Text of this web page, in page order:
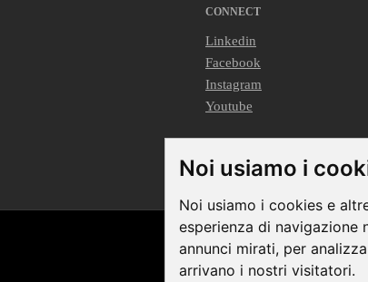
Noi usiamo i
Noi usiamo i cookies e
esperienza di
annunci mirati, per
arrivano i nostri visitatori.
CONNECT
Linkedin
Facebook
Instagram
Youtube